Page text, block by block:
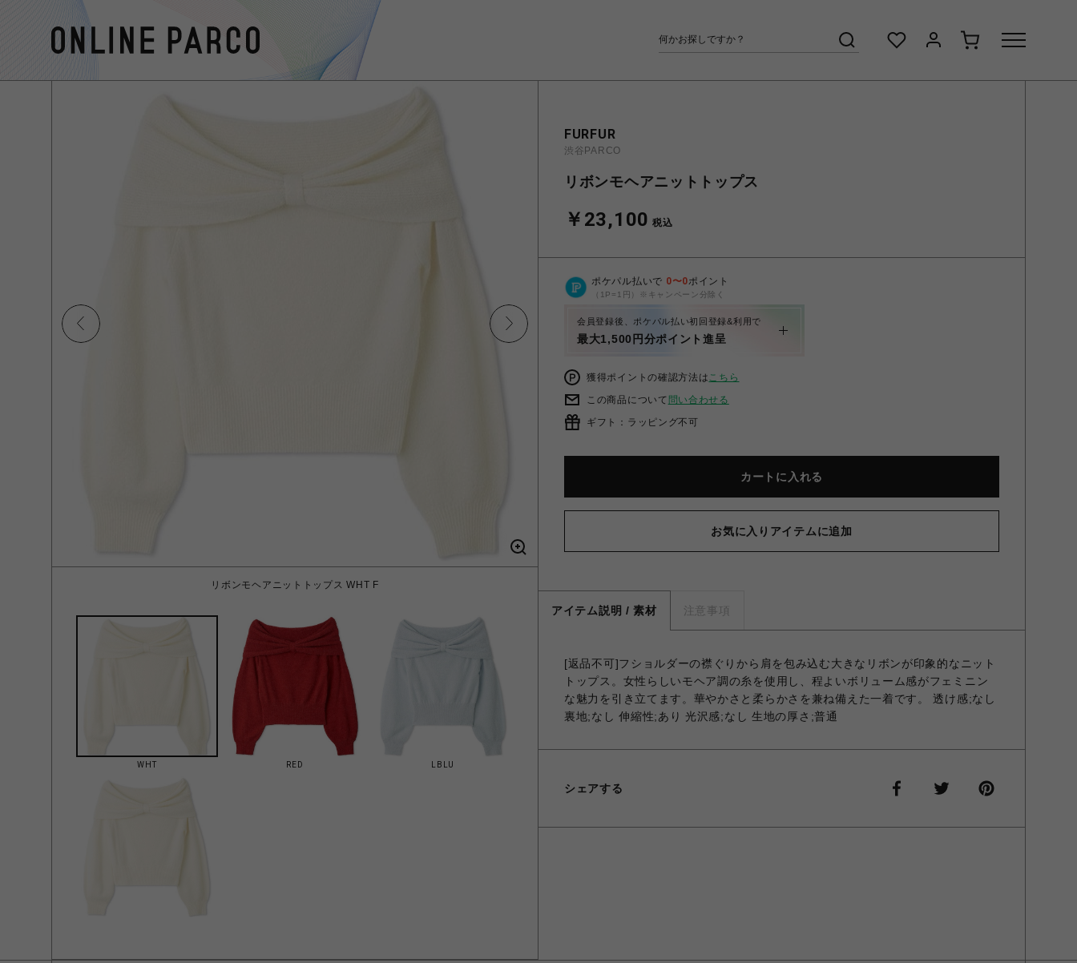
リボンモヘアニットトップス WHT F
WHT RED LBLU
FURFUR
渋谷PARCO
リボンモヘアニットトップス
￥23,100 税込
ポケパル払いで 0〜0ポイント
（1P=1円）※キャンペーン分除く
会員登録後、ポケパル払い初回登録&利用で
最大1,500円分ポイント進呈
獲得ポイントの確認方法はこちら
この商品について 問い合わせる
ギフト：ラッピング不可
カートに入れる
お気に入りアイテムに追加
アイテム説明 / 素材 注意事項
[返品不可]フショルダーの襟ぐりから肩を包み込む大きなリボンが印象的なニット
トップス。女性らしいモヘア調の糸を使用し、程よいボリューム感がフェミニン
な魅力を引き立てます。華やかさと柔らかさを兼ね備えた一着です。 透け感;なし
裏地;なし 伸縮性;あり 光沢感;なし 生地の厚さ;普通
シェアする